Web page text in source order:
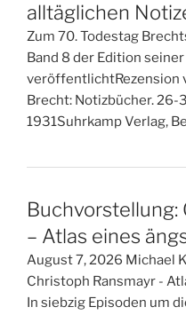
alltäglichen
Zum 70. Todestag
Band 8 der Edition
veröffentlichtRezension
Brecht: Notizbücher. 26-
1931Suhrkamp Verlag,
Buchvorstellung:
– Atlas eines
August 7, 2026 Michael
Christoph Ransmayr -
In siebzig Episoden um